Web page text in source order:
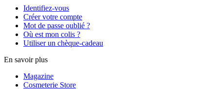
Identifiez-vous
Créer votre compte
Mot de passe oublié ?
Où est mon colis ?
Utiliser un chèque-cadeau
En savoir plus
Magazine
Cosmeterie Store